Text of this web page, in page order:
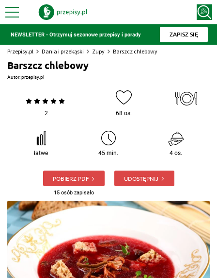
NEWSLETTER - Otrzymuj sezonowe przepisy i porady ZAPISZ SIĘ
Przepisy.pl Dania i przekąski Zupy Barszcz chlebowy
Barszcz chlebowy
Autor:przepisy.pl
2 68 os.
łatwe 45 min. 4 os.
POBIERZ PDF
15 osób zapisało
UDOSTĘPNIJ